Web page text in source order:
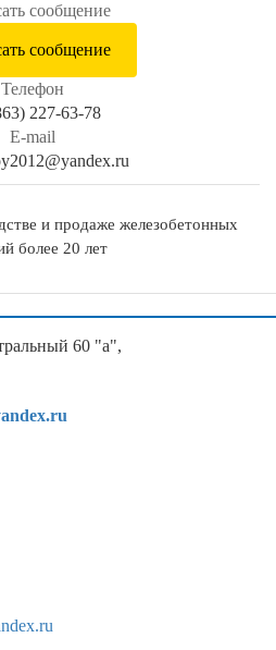
сообщение
сообщение
Телефон
227-63-78
E-mail
и продаже железобетонных
более 20 лет
60 "а",